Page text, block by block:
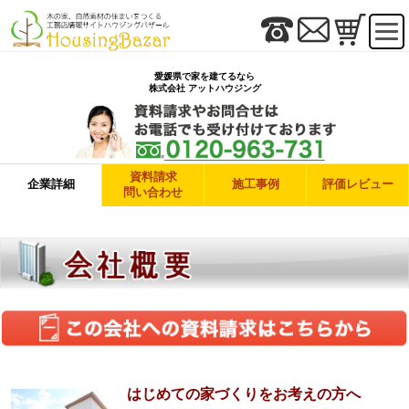
愛媛県で家を建てるなら
株式会社 アットハウジング
企業詳細
資料請求
問い合わせ
施工事例 評価レビュー
はじめての家づくりをお考えの方へ